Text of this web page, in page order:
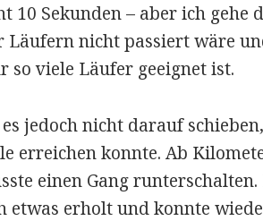
10 Sekunden – aber ich gehe
Läufern nicht passiert wäre
so viele Läufer geeignet ist.
jedoch nicht darauf
erreichen konnte. Ab
einen Gang
etwas erholt und konnte